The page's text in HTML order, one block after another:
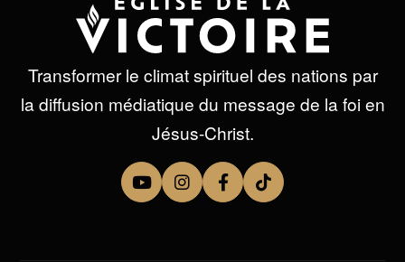
Transformer le climat spirituel des nations par
la diffusion médiatique du message de la foi en
Jésus-Christ.